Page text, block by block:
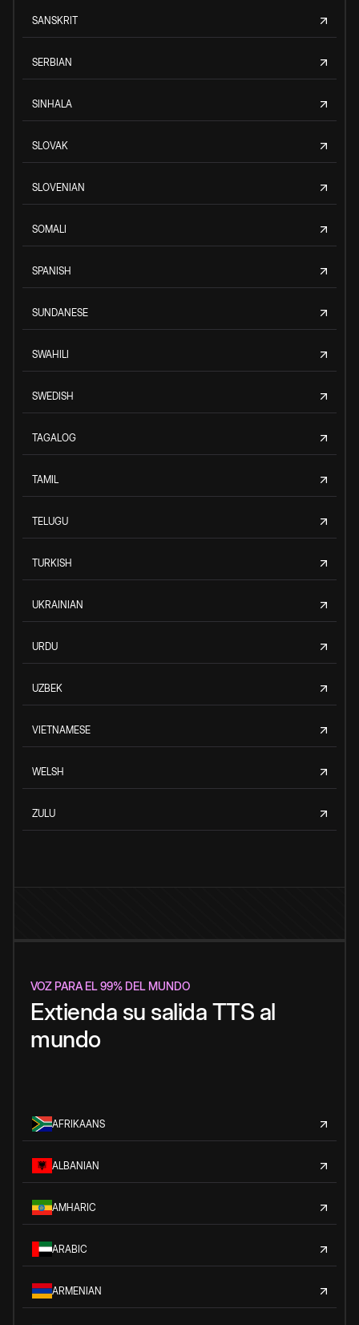
SANSKRIT
SERBIAN
SINHALA
SLOVAK
SLOVENIAN
SOMALI
SPANISH
SUNDANESE
SWAHILI
SWEDISH
TAGALOG
TAMIL
TELUGU
TURKISH
UKRAINIAN
URDU
UZBEK
VIETNAMESE
WELSH
ZULU
VOZ PARA EL 99% DEL MUNDO
Extienda su salida TTS al
mundo
AFRIKAANS
ALBANIAN
AMHARIC
ARABIC
ARMENIAN